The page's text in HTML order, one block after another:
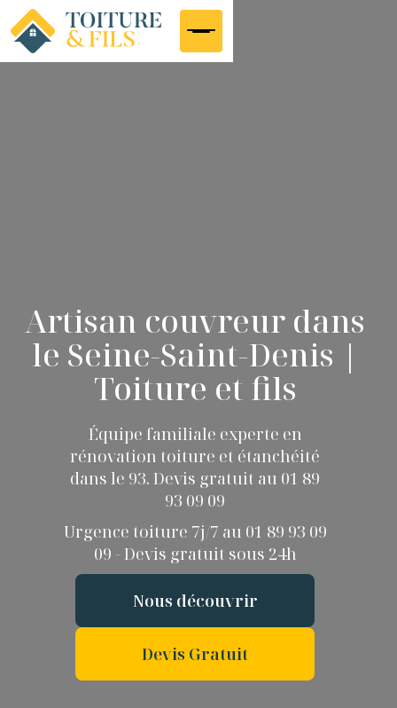
Artisan couvreur dans
le Seine-Saint-Denis |
Toiture et fils
Équipe familiale experte en
rénovation toiture et étanchéité
dans le 93. Devis gratuit au 01 89
93 09 09
Urgence toiture 7j/7 au 01 89 93 09
09 - Devis gratuit sous 24h
Nous découvrir
Devis Gratuit